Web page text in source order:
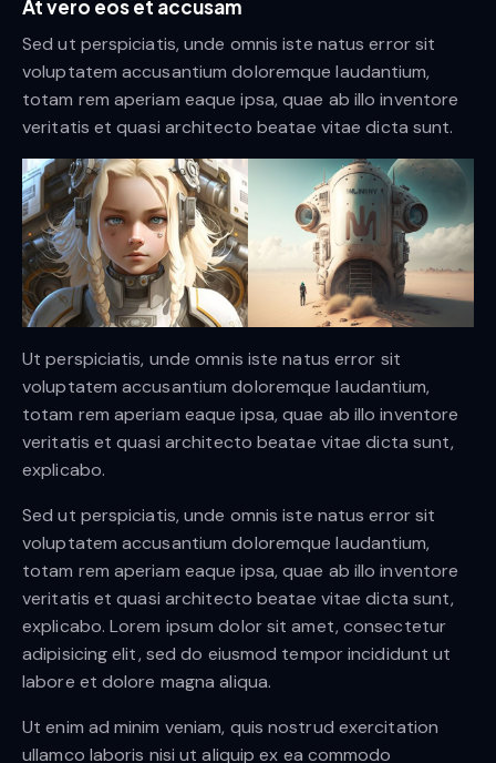
At vero eos et accusam
Sed ut perspiciatis, unde omnis iste natus error sit
voluptatem accusantium doloremque laudantium,
totam rem aperiam eaque ipsa, quae ab illo inventore
veritatis et quasi architecto beatae vitae dicta sunt.
Ut perspiciatis, unde omnis iste natus error sit
voluptatem accusantium doloremque laudantium,
totam rem aperiam eaque ipsa, quae ab illo inventore
veritatis et quasi architecto beatae vitae dicta sunt,
explicabo.
Sed ut perspiciatis, unde omnis iste natus error sit
voluptatem accusantium doloremque laudantium,
totam rem aperiam eaque ipsa, quae ab illo inventore
veritatis et quasi architecto beatae vitae dicta sunt,
explicabo. Lorem ipsum dolor sit amet, consectetur
adipisicing elit, sed do eiusmod tempor incididunt ut
labore et dolore magna aliqua.
Ut enim ad minim veniam, quis nostrud exercitation
ullamco laboris nisi ut aliquip ex ea commodo